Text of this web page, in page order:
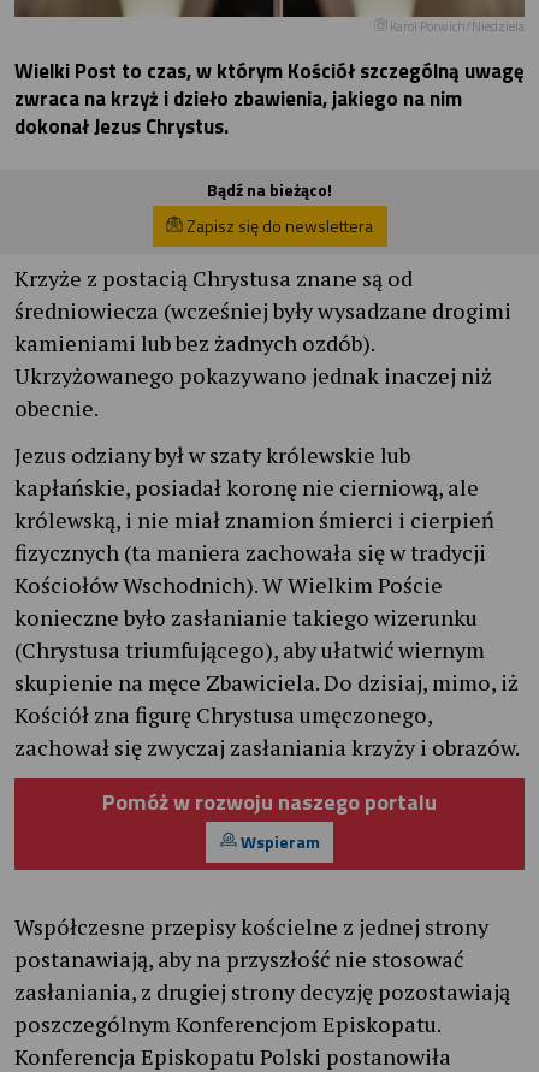
Karol Porwich/Niedziela
Wielki Post to czas, w którym Kościół szczególną uwagę
zwraca na krzyż i dzieło zbawienia, jakiego na nim
dokonał Jezus Chrystus.
Bądź na bieżąco!
Zapisz się do newslettera
Krzyże z postacią Chrystusa znane są od
średniowiecza (wcześniej były wysadzane drogimi
kamieniami lub bez żadnych ozdób).
Ukrzyżowanego pokazywano jednak inaczej niż
obecnie.
Jezus odziany był w szaty królewskie lub
kapłańskie, posiadał koronę nie cierniową, ale
królewską, i nie miał znamion śmierci i cierpień
fizycznych (ta maniera zachowała się w tradycji
Kościołów Wschodnich). W Wielkim Poście
konieczne było zasłanianie takiego wizerunku
(Chrystusa triumfującego), aby ułatwić wiernym
skupienie na męce Zbawiciela. Do dzisiaj, mimo, iż
Kościół zna figurę Chrystusa umęczonego,
zachował się zwyczaj zasłaniania krzyży i obrazów.
Pomóż w rozwoju naszego portalu
Wspieram
Współczesne przepisy kościelne z jednej strony
postanawiają, aby na przyszłość nie stosować
zasłaniania, z drugiej strony decyzję pozostawiają
poszczególnym Konferencjom Episkopatu.
Konferencja Episkopatu Polski postanowiła